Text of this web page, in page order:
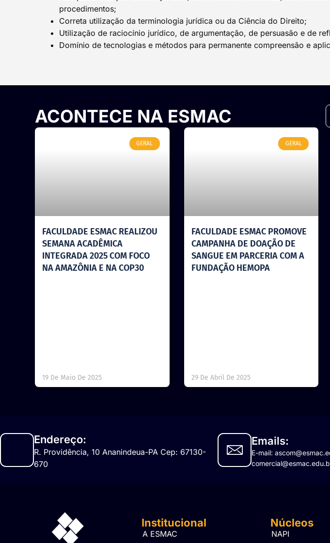
procedimentos;
Correta utilização da terminologia jurídica ou da Ciência do Direito;
Utilização de raciocínio jurídico, de argumentação, de persuasão e de
Domínio de tecnologias e métodos para permanente compreensão e
ACONTECE NA ESMAC
GERAL
FACULDADE ESMAC REALIZOU
SEMANA ACADÊMICA
INTEGRADA 2025 COM FOCO
NA AMAZÔNIA E NA COP30
19 De Maio De 2025
GERAL
FACULDADE ESMAC PROMOVE
CAMPANHA DE DOAÇÃO DE
SANGUE EM PARCERIA COM A
FUNDAÇÃO HEMOPA
29 De Abril De 2025
Endereço:
R. Providência, 10 Ananindeua-PA Cep: 67130-
670
Emails:
E-mail:
Institucional
A ESMAC
Núcleos
NAPI